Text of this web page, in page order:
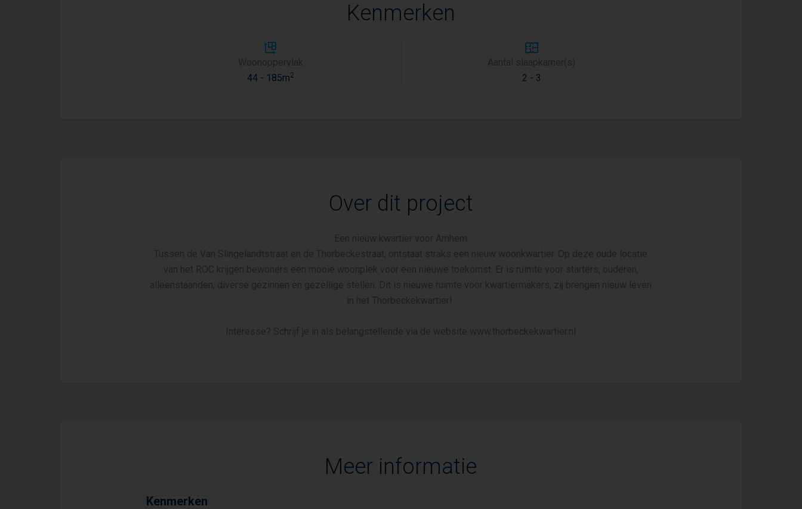
Kenmerken
Woonoppervlak
44 - 185m2
Aantal slaapkamer(s)
2 - 3
Over dit project
Een nieuw kwartier voor Arnhem
Tussen de Van Slingelandtstraat en de Thorbeckestraat, ontstaat straks een nieuw woonkwartier. Op deze oude locatie
van het ROC krijgen bewoners een mooie woonplek voor een nieuwe toekomst. Er is ruimte voor starters, ouderen,
alleenstaanden, diverse gezinnen en gezellige stellen. Dit is nieuwe ruimte voor kwartiermakers, zij brengen nieuw leven
in het Thorbeckekwartier!
Interesse? Schrijf je in als belangstellende via de website www.thorbeckekwartier.nl
Meer informatie
Kenmerken